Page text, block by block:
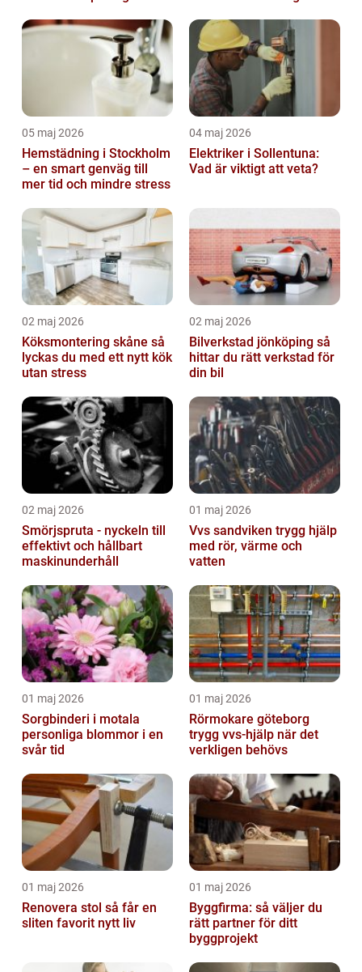
05 maj 2026
Hemstädning i Stockholm
– en smart genväg till
mer tid och mindre stress
04 maj 2026
Elektriker i Sollentuna:
Vad är viktigt att veta?
02 maj 2026
Köksmontering skåne så
lyckas du med ett nytt kök
utan stress
02 maj 2026
Bilverkstad jönköping så
hittar du rätt verkstad för
din bil
02 maj 2026
Smörjspruta - nyckeln till
effektivt och hållbart
maskinunderhåll
01 maj 2026
Vvs sandviken trygg hjälp
med rör, värme och
vatten
01 maj 2026
Sorgbinderi i motala
personliga blommor i en
svår tid
01 maj 2026
Rörmokare göteborg
trygg vvs-hjälp när det
verkligen behövs
01 maj 2026
Renovera stol så får en
sliten favorit nytt liv
01 maj 2026
Byggfirma: så väljer du
rätt partner för ditt
byggprojekt